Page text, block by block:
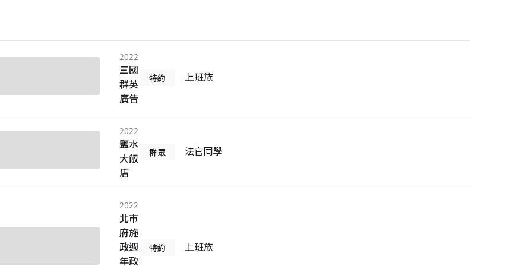
2022
三國
群英
廣告
特約 上班族
2022
鹽水
大飯
店
群眾 法官同學
2022
北市
府施
政週
年政
特約 上班族